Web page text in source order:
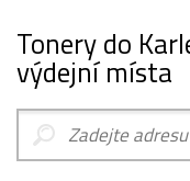
Tonery do
výdejní místa